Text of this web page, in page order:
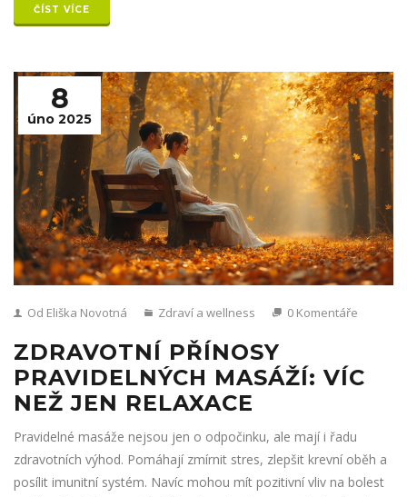
možnosti při léčbě tělesných onemocnění.
ČÍST VÍCE
8
úno 2025
Od Eliška Novotná Zdraví a wellness 0 Komentáře
ZDRAVOTNÍ PŘÍNOSY
PRAVIDELNÝCH MASÁŽÍ: VÍC
NEŽ JEN RELAXACE
Pravidelné masáže nejsou jen o odpočinku, ale mají i řadu
zdravotních výhod. Pomáhají zmírnit stres, zlepšit krevní oběh a
posílit imunitní systém. Navíc mohou mít pozitivní vliv na bolest